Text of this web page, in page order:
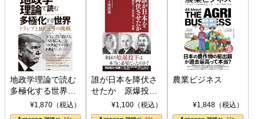
地政学理論で読む
多極化する世界：
トランプとBRICS
の挑戦
¥1,870（税込）
誰が日本を降伏さ
せたか 原爆投
下、ソ連参戦、そ
して聖断 (PHP新
¥1,100（税込）
農業ビジネス
¥1,848（税込）